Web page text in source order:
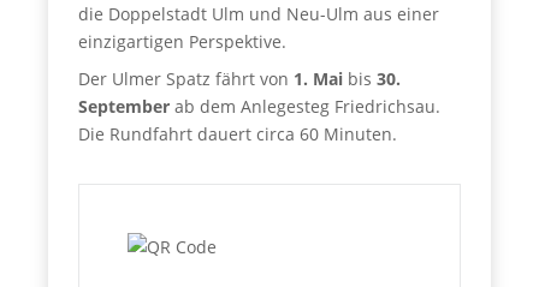
die Doppelstadt Ulm und Neu-Ulm aus einer
einzigartigen Perspektive.
Der Ulmer Spatz fährt von 1. Mai bis30.
Septemberab dem Anlegesteg Friedrichsau.
Die Rundfahrt dauert circa 60 Minuten.